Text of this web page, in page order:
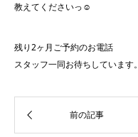
教えてくださいっ☺︎
残り2ヶ月ご予約のお電話
スタッフ一同お待ちしています。